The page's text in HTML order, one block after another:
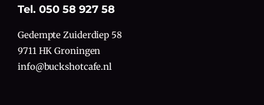
Tel. 050 58 927 58
Gedempte Zuiderdiep 58
9711 HK Groningen
info@buckshotcafe.nl